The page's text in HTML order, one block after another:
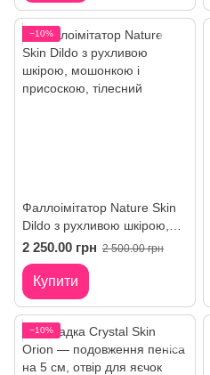
−10%
Фаллоімітатор Nature Skin
Dildo з рухливою шкірою,
мошонкою і присоскою
2 250.00 грн 2 500.00 грн
Купити
−10%